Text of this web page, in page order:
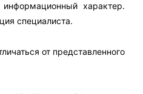
характер.
специалиста.
от представленного